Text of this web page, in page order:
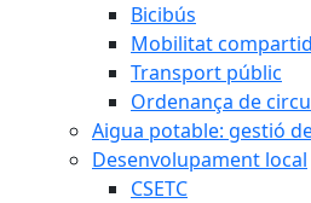
Bicibús
Mobilitat
Transport públic
Ordenança de
Aigua potable: gestió
Desenvolupament local
CSETC